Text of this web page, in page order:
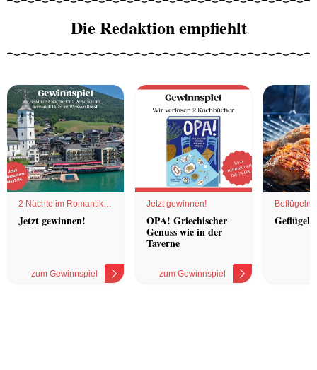
Die Redaktion empfiehlt
2 Nächte im Romantik
Hotel
Jetzt gewinnen!
zum Gewinnspiel
Jetzt gewinnen!
OPA! Griechischer
Genuss wie in der
Taverne
zum Gewinnspiel
Geflügel